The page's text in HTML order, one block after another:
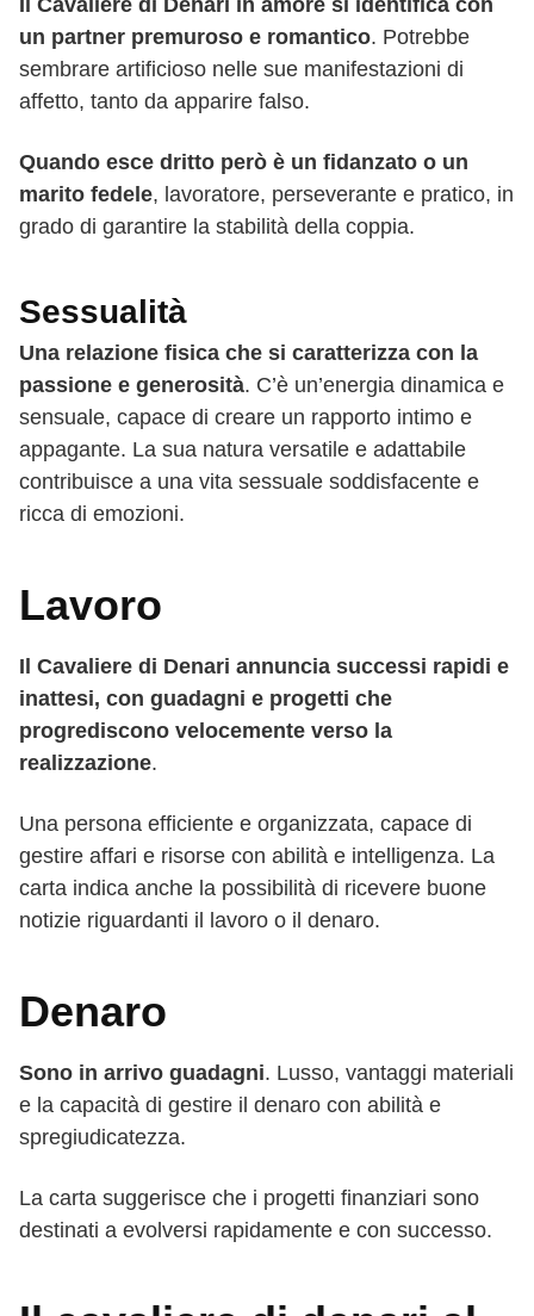
un partner premuroso e romantico. Potrebbe
sembrare artificioso nelle sue manifestazioni di
affetto, tanto da apparire falso.
Quando esce dritto però è un fidanzato o un
marito fedele, lavoratore, perseverante e pratico, in
grado di garantire la stabilità della coppia.
Sessualità
Una relazione fisica che si caratterizza con la
passione e generosità. C’è un’energia dinamica e
sensuale, capace di creare un rapporto intimo e
appagante. La sua natura versatile e adattabile
contribuisce a una vita sessuale soddisfacente e
ricca di emozioni.
Lavoro
Il Cavaliere di Denari annuncia successi rapidi e
inattesi, con guadagni e progetti che
progrediscono velocemente verso la
realizzazione.
Una persona efficiente e organizzata, capace di
gestire affari e risorse con abilità e intelligenza. La
carta indica anche la possibilità di ricevere buone
notizie riguardanti il lavoro o il denaro.
Denaro
Sono in arrivo guadagni. Lusso, vantaggi materiali
e la capacità di gestire il denaro con abilità e
spregiudicatezza.
La carta suggerisce che i progetti finanziari sono
destinati a evolversi rapidamente e con successo.